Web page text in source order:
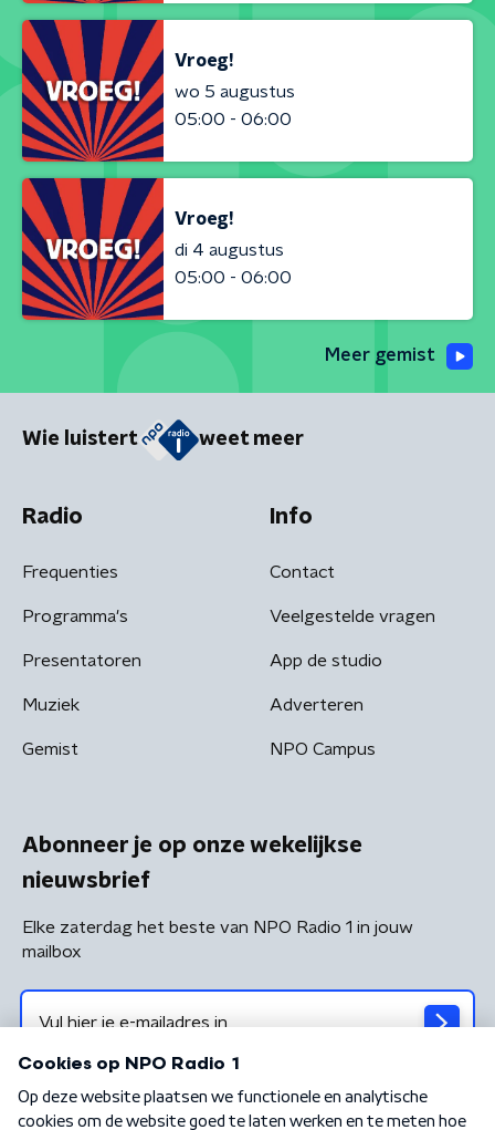
Vroeg!
wo 5 augustus
05:00 - 06:00
Vroeg!
di 4 augustus
05:00 - 06:00
Meer gemist
Wie luistert weet meer
Radio
Frequenties
Programma's
Presentatoren
Muziek
Gemist
Info
Contact
Veelgestelde vragen
App de studio
Adverteren
NPO Campus
Abonneer je op onze wekelijkse
nieuwsbrief
Elke zaterdag het beste van NPO Radio 1 in jouw
mailbox